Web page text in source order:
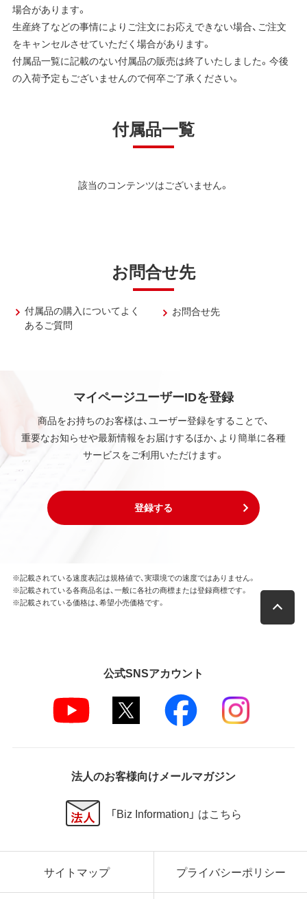
場合があります。
生産終了などの事情によりご注文にお応えできない場合、ご注文
をキャンセルさせていただく場合があります。
付属品一覧に記載のない付属品の販売は終了いたしました。今後
の入荷予定もございませんので何卒ご了承ください。
付属品一覧
該当のコンテンツはございません。
お問合せ先
付属品の購入についてよく
あるご質問
お問合せ先
マイページユーザーIDを登録
商品をお持ちのお客様は、ユーザー登録をすることで、
重要なお知らせや最新情報をお届けするほか、より簡単に各種
サービスをご利用いただけます。
登録する
※記載されている速度表記は規格値で、実環境での速度ではありません。
※記載されている各商品名は、一般に各社の商標または登録商標です。
※記載されている価格は、希望小売価格です。
公式SNSアカウント
法人のお客様向けメールマガジン
「Biz Information」 はこちら
サイトマップ プライバシーポリシー